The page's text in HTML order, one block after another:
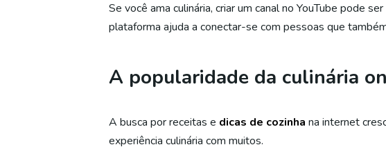
Se você ama culinária, criar um canal no YouTube pode
plataforma ajuda a conectar-se com pessoas que
A popularidade da culinária
A busca por receitas e dicas de cozinha na internet
experiência culinária com muitos.